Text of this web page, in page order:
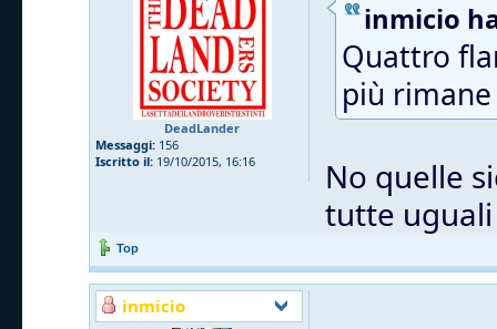
DeadLander
Messaggi: 156
Iscritto il: 19/10/2015, 16:16
inmicio
Quattro
più
No quelle
tutte uguali
Top
inmicio